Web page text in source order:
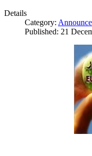
Details
Category:
Published: 21